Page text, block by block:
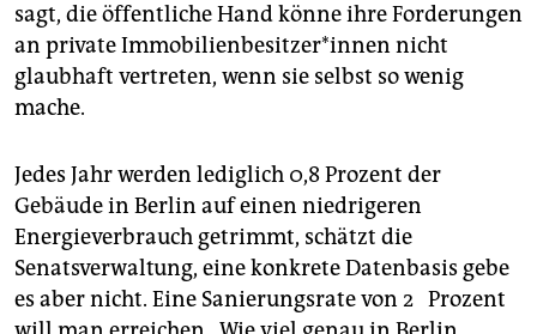
sagt, die öffentliche Hand könne ihre Forderungen
an private Immobilienbesitzer*innen nicht
glaubhaft vertreten, wenn sie selbst so wenig
mache.
Jedes Jahr werden lediglich 0,8 Prozent der
Gebäude in Berlin auf einen niedrigeren
Energieverbrauch getrimmt, schätzt die
Senatsverwaltung, eine konkrete Datenbasis gebe
es aber nicht. Eine Sanierungsrate von 2 Prozent